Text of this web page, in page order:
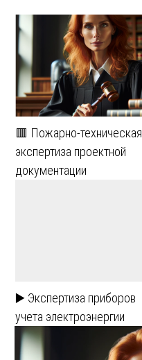
🟥 Пожарно-техническая
экспертиза проектной
документации
▶️ Экспертиза приборов
учета электроэнергии